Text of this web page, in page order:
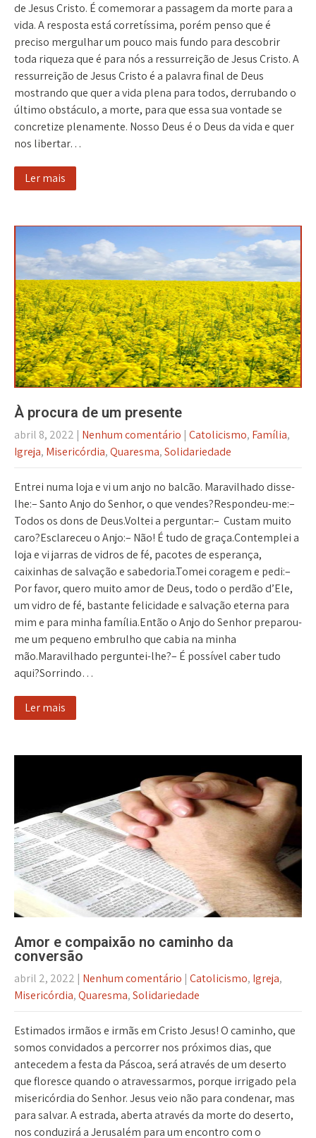
de Jesus Cristo. É comemorar a passagem da morte para a
vida. A resposta está corretíssima, porém penso que é
preciso mergulhar um pouco mais fundo para descobrir
toda riqueza que é para nós a ressurreição de Jesus Cristo. A
ressurreição de Jesus Cristo é a palavra final de Deus
mostrando que quer a vida plena para todos, derrubando o
último obstáculo, a morte, para que essa sua vontade se
concretize plenamente. Nosso Deus é o Deus da vida e quer
nos libertar…
Ler mais
À procura de um presente
abril 8, 2022 | Nenhum comentário | Catolicismo, Família,
Igreja, Misericórdia,Quaresma,Solidariedade
Entrei numa loja e vi um anjo no balcão. Maravilhado disse-
lhe:– Santo Anjo do Senhor, o que vendes?Respondeu-me:–
Todos os dons de Deus.Voltei a perguntar:– Custam muito
caro?Esclareceu o Anjo:– Não! É tudo de graça.Contemplei a
loja e vi jarras de vidros de fé, pacotes de esperança,
caixinhas de salvação e sabedoria.Tomei coragem e pedi:–
Por favor, quero muito amor de Deus, todo o perdão d’Ele,
um vidro de fé, bastante felicidade e salvação eterna para
mim e para minha família.Então o Anjo do Senhor preparou-
me um pequeno embrulho que cabia na minha
mão.Maravilhado perguntei-lhe?– É possível caber tudo
aqui?Sorrindo…
Ler mais
Amor e compaixão no caminho da
conversão
abril 2, 2022 | Nenhum comentário | Catolicismo, Igreja,
Misericórdia,Quaresma,Solidariedade
Estimados irmãos e irmãs em Cristo Jesus! O caminho, que
somos convidados a percorrer nos próximos dias, que
antecedem a festa da Páscoa, será através de um deserto
que floresce quando o atravessarmos, porque irrigado pela
misericórdia do Senhor. Jesus veio não para condenar, mas
para salvar. A estrada, aberta através da morte do deserto,
nos conduzirá a Jerusalém para um encontro com o